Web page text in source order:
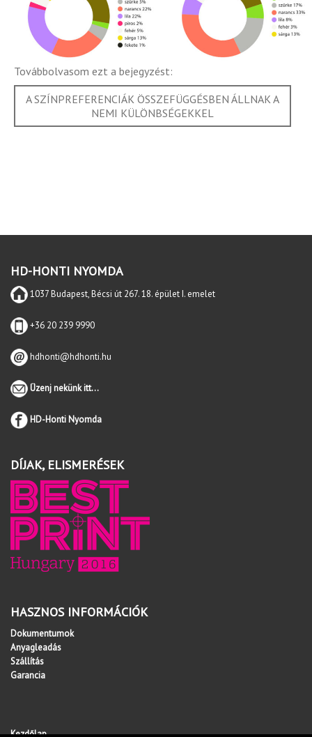
Továbbolvasom ezt a bejegyzést:
A SZÍNPREFERENCIÁK ÖSSZEFÜGGÉSBEN ÁLLNAK A
NEMI KÜLÖNBSÉGEKKEL
HD-HONTI NYOMDA
1037 Budapest, Bécsi út 267. 18. épület I. emelet
+36 20 239 9990
hdhonti@hdhonti.hu
Üzenj nekünk itt...
HD-Honti Nyomda
DÍJAK, ELISMERÉSEK
HASZNOS INFORMÁCIÓK
Dokumentumok
Anyagleadás
Szállítás
Garancia
Kezdőlap